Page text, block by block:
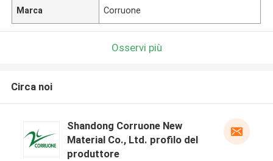
Marca Corruone
Osservi più
Circa noi
Shandong Corruone New
Material Co., Ltd. profilo del
produttore